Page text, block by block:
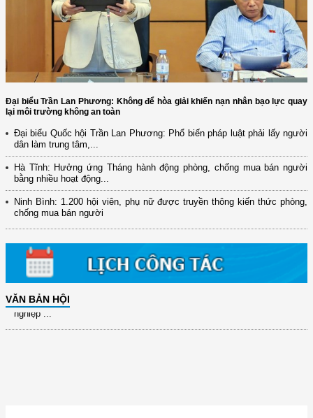
Đại biểu Trần Lan Phương: Không để hòa giải khiến nạn nhân bạo lực quay
lại môi trường không an toàn
Đại biểu Quốc hội Trần Lan Phương: Phổ biến pháp luật phải lấy người
dân làm trung tâm,...
Hà Tĩnh: Hưởng ứng Tháng hành động phòng, chống mua bán người
bằng nhiều hoạt động...
Ninh Bình: 1.200 hội viên, phụ nữ được truyền thông kiến thức phòng,
chống mua bán người
VĂN BẢN HỘI
(12/TB-HĐKH) V/v đăng ký, đề xuất nhiệm vụ Khoa học, công nghệ và
đổi mới ...
(898/KH/ĐCT) Kế hoạch thực hiện Quyết định số 2415/QĐ-TTg ngày
31/10/2025 ...
(417/QĐ-BNNMT) Quyết định phê duyệt Chương trình mục tiêu quốc gia
xây dựng ...
(891/KH-ĐCT) Kế hoạch thực hiện Nghị quyết số 72-NQ/TW ngày
9/9/2025 của Bộ ...
nghiệp ...